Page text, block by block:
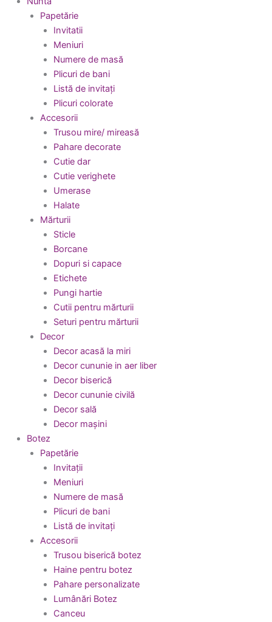
Papetărie
Invitatii
Meniuri
Numere de masă
Plicuri de bani
Listă de invitați
Plicuri colorate
Accesorii
Trusou mire/ mireasă
Pahare decorate
Cutie dar
Cutie verighete
Umerase
Halate
Mărturii
Sticle
Borcane
Dopuri si capace
Etichete
Pungi hartie
Cutii pentru mărturii
Seturi pentru mărturii
Decor
Decor acasă la miri
Decor cununie in aer liber
Decor biserică
Decor cununie civilă
Decor sală
Decor mașini
Botez
Papetărie
Invitații
Meniuri
Numere de masă
Plicuri de bani
Listă de invitați
Accesorii
Trusou biserică botez
Haine pentru botez
Pahare personalizate
Lumânări Botez
Canceu